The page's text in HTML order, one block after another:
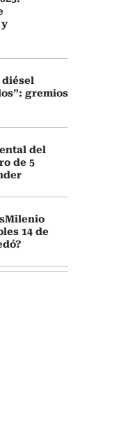
diésel
gremios
del
de 5
14 de